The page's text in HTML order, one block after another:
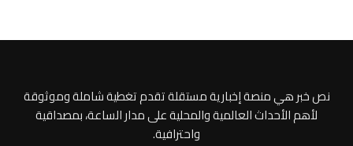
نص خبر هي منصة إخبارية مستقلة تقدم تغطية شاملة وموثوقة
لأهم الأحداث العالمية والمحلية على مدار الساعة، بمصداقية
واحترافية.